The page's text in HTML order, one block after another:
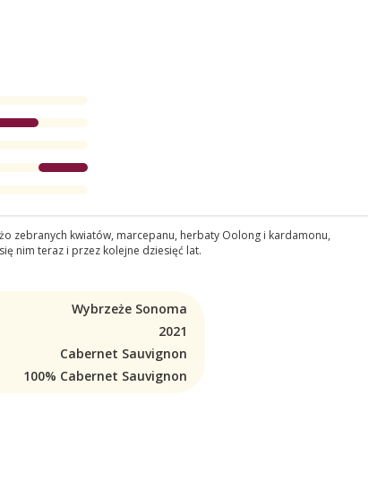
zebranych kwiatów, marcepanu, herbaty Oolong i kardamonu,
nim teraz i przez kolejne dziesięć lat.
Wybrzeże Sonoma
2021
Cabernet Sauvignon
100% Cabernet Sauvignon